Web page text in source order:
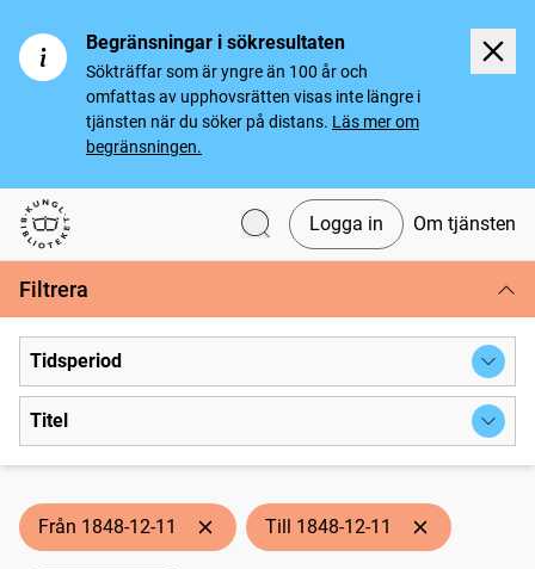
Begränsningar i sökresultaten
Sökträffar som är yngre än 100 år och
omfattas av upphovsrätten visas inte längre i
tjänsten när du söker på distans. Läs mer om
begränsningen.
Svenska tidningar
Logga in Om tjänsten
Filtrera
Tidsperiod
Titel
Från 1848-12-11 Till 1848-12-11